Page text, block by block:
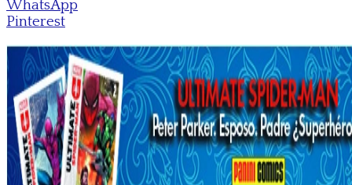
WhatsApp
Pinterest